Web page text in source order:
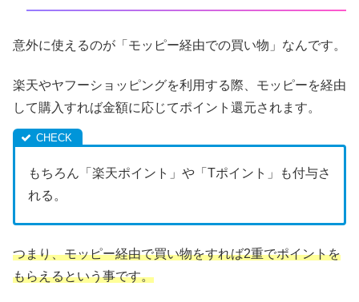
意外に使えるのが「モッピー経由での買い物」なんです。
楽天やヤフーショッピングを利用する際、モッピーを経由
して購入すれば金額に応じてポイント還元されます。
もちろん「楽天ポイント」や「Tポイント」も付与さ
れる。
つまり、モッピー経由で買い物をすれば2重でポイントを
もらえるという事です。